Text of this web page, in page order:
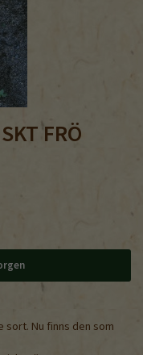
FRÖ
sort. Nu finns den som